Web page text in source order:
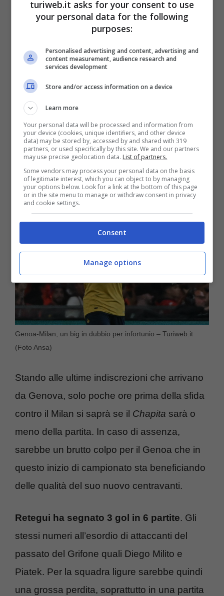
In dubbio, infatti,la presenza di Mateo
rossoblù dal Tigre e sta trascinando la sua
squadra in questo inizio di stagione.
L’attaccante italo-argentino ha subito un duro
colpo al ginocchio sinistro nell’ultima partita
contro l’Udinese. Un problema che lo ha
costretto ad alzare bandiera bianca al 78′
della partita terminata poi 2-2.
Genoa-Milan, un big in dubbio per infortunio – Turiweb.it
(Foto Ansa)
Stando alle ultime indiscrezioni che arrivano
da Genova, solo poche ore prima della sfida
contro il Milan si saprà se il Chapita sarà o
meno della partita. In caso di assenza,
sarebbe un brutto colpo per il Genoa che in
questo inizio di campionato sta beneficiando
delle qualità del suo nuovo centravanti.
Retegui ha segnato 3 gol in 6 partite. Gli
stessi numeri all’esordio di attaccanti del
passato del Grifone quali Diego Milito e
Piatek. Per la squadra ligure sarebbe quindi
una grossa perdita, soprattutto in una partita
turiweb.it asks for your consent to use
your personal data for the following
purposes:
Personalised advertising and content, advertising and
content measurement, audience research and
services development
Store and/or access information on a device
Learn more
Your personal data will be processed and information from
your device (cookies, unique identifiers, and other device
data) may be stored by, accessed by and shared with 319
partners, or used specifically by this site. We and our partners
may use precise geolocation data. List of partners.
Some vendors may process your personal data on the basis
of legitimate interest, which you can object to by managing
your options below. Look for a link at the bottom of this page
or in the site menu to manage or withdraw consent in privacy
and cookie settings.
Consent
Manage options